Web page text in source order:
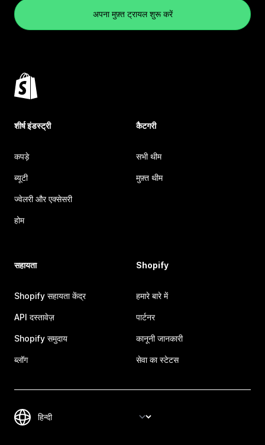
अपना मुफ़्त ट्रायल शुरू करें
शीर्ष इंडस्ट्री
कपड़े
ब्यूटी
ज्वेलरी और एक्सेसरी
होम
कैटगरी
सभी थीम
मुफ़्त थीम
सहायता
Shopify सहायता केंद्र
API दस्तावेज़
Shopify समुदाय
ब्लॉग
Shopify
हमारे बारे में
पार्टनर
कानूनी जानकारी
सेवा का स्टेटस